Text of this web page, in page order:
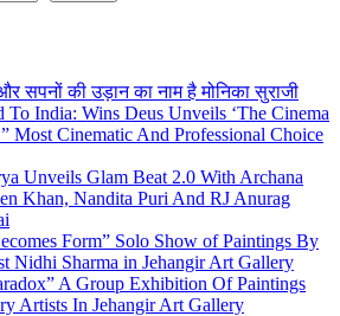
सपनों की उड़ान का नाम है मोनिका सुराजी
India: Wins Deus Unveils ‘The Cinema
Most Cinematic And Professional Choice
Unveils Glam Beat 2.0 With Archana
Khan, Nandita Puri And RJ Anurag
Form” Solo Show of Paintings By
Nidhi Sharma in Jehangir Art Gallery
A Group Exhibition Of Paintings
Artists In Jehangir Art Gallery